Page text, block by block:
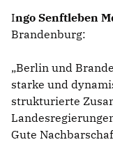
Ingo Senftleben
Brandenburg:
Berlin und
starke und
strukturierte
Gute